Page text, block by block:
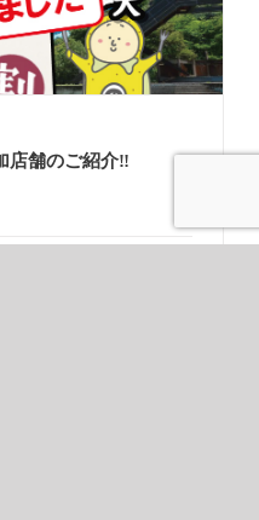
店舗のご紹介‼